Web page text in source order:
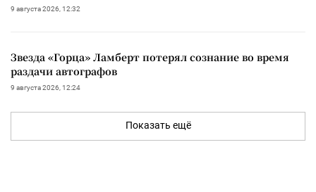
9 августа 2026, 12:32
Звезда «Горца» Ламберт потерял сознание во время
раздачи автографов
9 августа 2026, 12:24
Показать ещё